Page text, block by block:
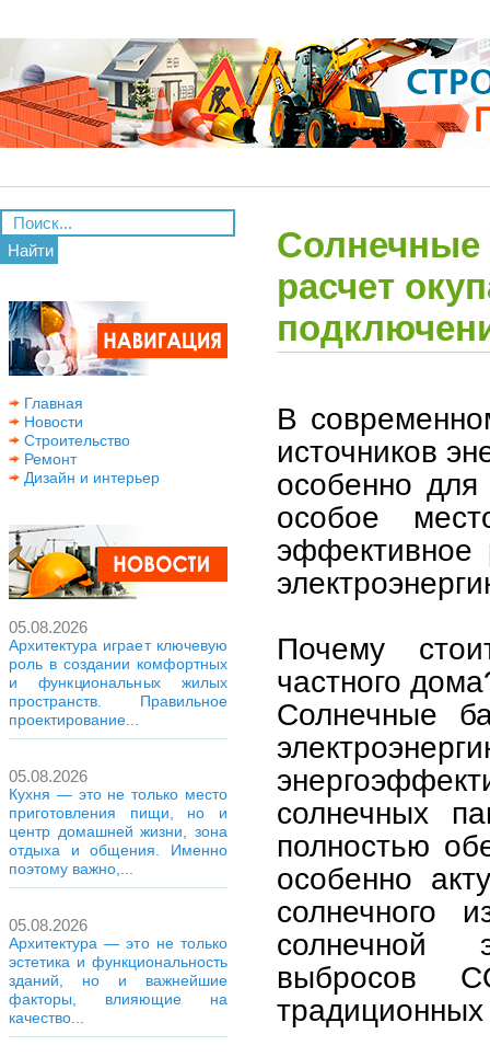
Найти
Главная
Новости
Строительство
Ремонт
Дизайн и интерьер
05.08.2026
Архитектура играет ключевую
роль в создании комфортных
и функциональных жилых
пространств. Правильное
проектирование...
05.08.2026
Кухня — это не только место
приготовления пищи, но и
центр домашней жизни, зона
отдыха и общения. Именно
поэтому важно,...
05.08.2026
Архитектура — это не только
эстетика и функциональность
зданий, но и важнейшие
факторы, влияющие на
качество...
Солнечные
расчет
В
источников
особенно
особое
эффективное
Почему
частного
Солнечные
солнечных
полностью
особенно
солнечного
солнечной
выбросов
традиционных